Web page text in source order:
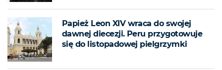
Papież Leon XIV wraca do swojej
dawnej diecezji. Peru przygotowuje
się do listopadowej pielgrzymki